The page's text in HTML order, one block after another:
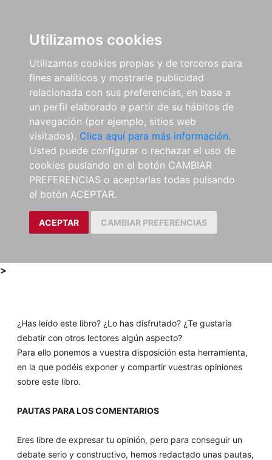
Utilizamos cookies
Utilizamos cookies propias y de terceros para
fines analíticos y mostrarle publicidad
relacionada con sus preferencias, en base a
un perfil elaborado a partir de su hábitos de
navegación (por ejemplo, sitios web
visitados). Clica aquí para más información.
Usted puede configurar o rechazar el uso de
cookies puslando en el botón CAMBIAR
PREFERENCIAS o aceptarlas todas pulsando
el botón ACEPTAR.
ACEPTAR CAMBIAR PREFERENCIAS
>
¿Has leído este libro? ¿Lo has disfrutado? ¿Te gustaría
debatir con otros lectores algún aspecto?
Para ello ponemos a vuestra disposición esta herramienta,
en la que podéis exponer y compartir vuestras opiniones
sobre este libro.
PAUTAS PARA LOS COMENTARIOS
Eres libre de expresar tu opinión, pero para conseguir un
debate serio y constructivo, hemos redactado unas pautas,